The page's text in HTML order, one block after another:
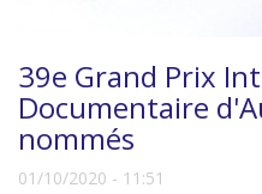
39e Grand Prix
Documentaire
nommés
01/10/2020 - 11:51